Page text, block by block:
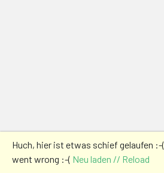
Huch, hier ist etwas schief gelaufen
went wrong :-( Neu laden // Reload